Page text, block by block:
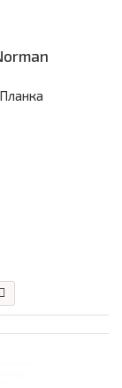
Планка